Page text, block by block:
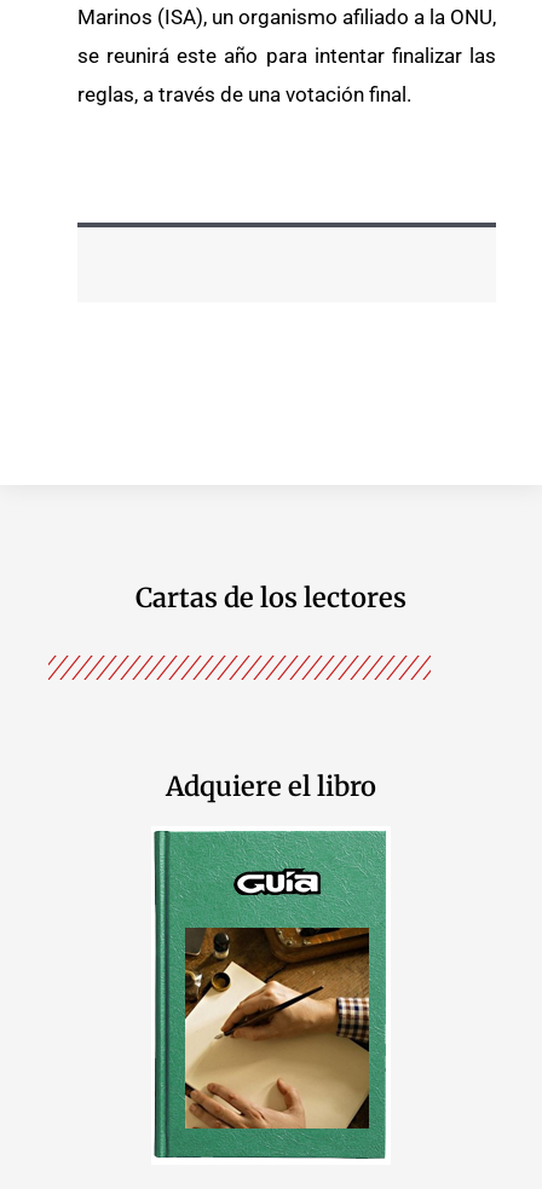
Marinos (ISA), un organismo afiliado a la ONU,
se reunirá este año para intentar finalizar las
reglas, a través de una votación final.
Cartas de los lectores
Adquiere el libro